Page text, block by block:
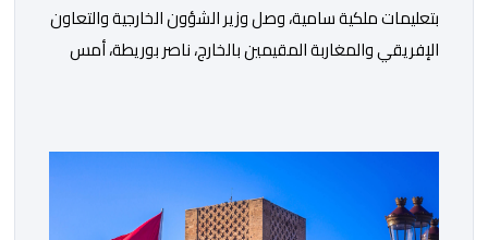
بتعليمات ملكية سامية، وصل وزير الشؤون الخارجية والتعاون
الإفريقي والمغاربة المقيمين بالخارج، ناصر بوريطة، أمس
الكولومبي الجديد. وكان في استقبال بوريطة، لدى وصوله،
حاكمة منطقة فال ديل كاوكا، السيدة ديليا فرانسيسكا
تورو، وعمدة سانتياغو دي كالي، السيد ألفارو أليخاندرو […]